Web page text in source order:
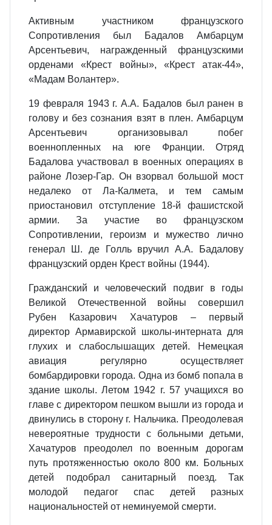
Активным участником французского
Сопротивления был Бадалов Амбарцум
Арсентьевич, награжденный французскими
орденами «Крест войны», «Крест атак-44»,
«Мадам Волантер».
19 февраля 1943 г. А.А. Бадалов был ранен в
голову и без сознания взят в плен. Амбарцум
Арсентьевич организовывал побег
военнопленных на юге Франции. Отряд
Бадалова участвовал в военных операциях в
районе Лозер-Гар. Он взорвал большой мост
недалеко от Ла-Калмета, и тем самым
приостановил отступление 18-й фашистской
армии. За участие во французском
Сопротивлении, героизм и мужество лично
генерал Ш. де Голль вручил А.А. Бадалову
французский орден Крест войны (1944).
Гражданский и человеческий подвиг в годы
Великой Отечественной войны совершил
Рубен Казарович Хачатуров – первый
директор Армавирской школы-интерната для
глухих и слабослышащих детей. Немецкая
авиация регулярно осуществляет
бомбардировки города. Одна из бомб попала в
здание школы. Летом 1942 г. 57 учащихся во
главе с директором пешком вышли из города и
двинулись в сторону г. Нальчика. Преодолевая
невероятные трудности с больными детьми,
Хачатуров преодолел по военным дорогам
путь протяженностью около 800 км. Больных
детей подобрал санитарный поезд. Так
молодой педагог спас детей разных
национальностей от неминуемой смерти.